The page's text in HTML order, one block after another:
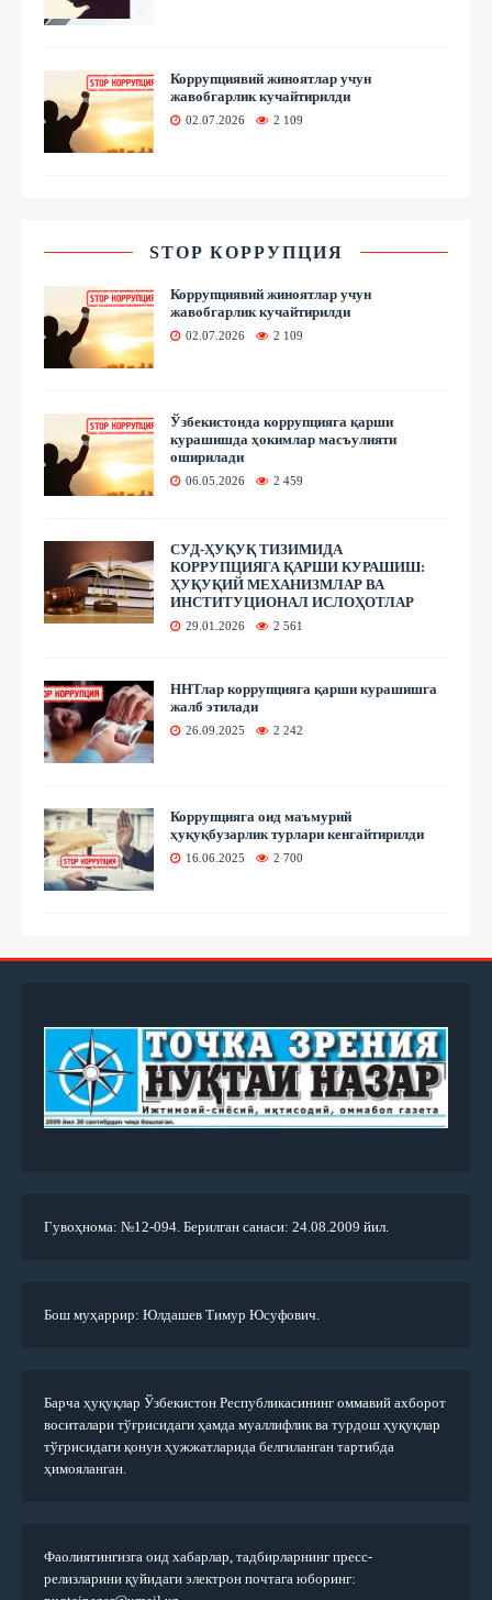
Коррупциявий жиноятлар учун
жавобгарлик кучайтирилди
02.07.2026 2 109
STOP КОРРУПЦИЯ
Коррупциявий жиноятлар учун
жавобгарлик кучайтирилди
02.07.2026 2 109
Ўзбекистонда коррупцияга қарши
курашишда ҳокимлар масъулияти
оширилади
06.05.2026 2 459
СУД-ҲУҚУҚ ТИЗИМИДА
КОРРУПЦИЯГА ҚАРШИ КУРАШИШ:
ҲУҚУҚИЙ МЕХАНИЗМЛАР ВА
ИНСТИТУЦИОНАЛ ИСЛОҲОТЛАР
29.01.2026 2 561
ННТлар коррупцияга қарши курашишга
жалб этилади
26.09.2025 2 242
Коррупцияга оид маъмурий
ҳуқуқбузарлик турлари кенгайтирилди
16.06.2025 2 700
Гувоҳнома: №12-094. Берилган санаси: 24.08.2009 йил.
Бош муҳаррир: Юлдашев Тимур Юсуфович.
Барча ҳуқуқлар Ўзбекистон Республикасининг оммавий ахборот
воситалари тўғрисидаги ҳамда муаллифлик ва турдош ҳуқуқлар
тўғрисидаги қонун ҳужжатларида белгиланган тартибда
ҳимояланган.
Фаолиятингизга оид хабарлар, тадбирларнинг пресс-
релизларини қуйидаги электрон почтага юборинг: